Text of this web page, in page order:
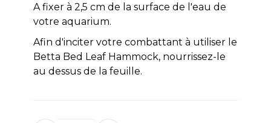
A fixer à 2,5 cm de la surface de l'eau de
votre aquarium.
Afin d'inciter votre combattant à utiliser le
Betta Bed Leaf Hammock, nourrissez-le
au dessus de la feuille.